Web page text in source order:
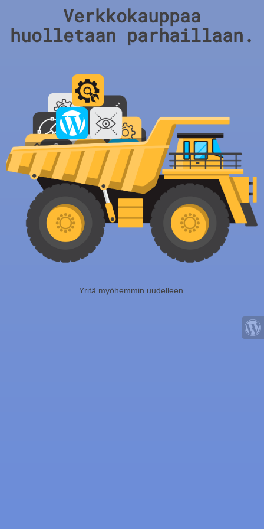
Verkkokauppaa
huolletaan parhaillaan.
Yritä myöhemmin uudelleen.